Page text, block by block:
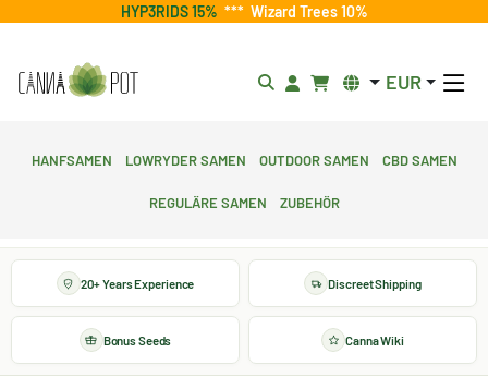
HYP3RIDS 15% *** Wizard Trees 10%
EUR
Hanfsamen Lowryder Samen Outdoor Samen CBD Samen
Reguläre Samen Zubehör
20+ Years Experience Discreet Shipping
Bonus Seeds Canna Wiki